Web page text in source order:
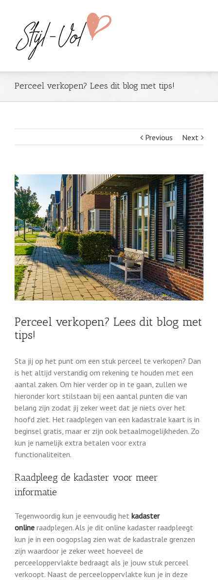
Perceel verkopen? Lees dit blog met tips!
Previous Next
View
Larger
Image
Perceel verkopen? Lees dit blog met
tips!
Sta jij op het punt om een stuk perceel te verkopen? Dan
is het altijd verstandig om rekening te houden met een
aantal zaken. Om hier verder op in te gaan, zullen we
hieronder kort stilstaan bij een aantal punten die van
belang zijn zodat jij zeker weet dat je niets over het
hoofd ziet. Het raadplegen van een kadastrale kaart is in
beginsel gratis, maar er zijn ook betaalmogelijkheden. Zo
kun je namelijk extra betalen voor extra
functionaliteiten.
Raadpleeg de kadaster voor meer
informatie
Tegenwoordig kun je eenvoudig het kadaster
online raadplegen. Als je dit online kadaster raadpleegt
kun je in een oogopslag zien wat de kadastrale grenzen
zijn waardoor je zeker weet hoeveel de
perceeloppervlakte bedraagt als je jouw stuk perceel
verkoopt. Naast de perceeloppervlakte kun je in deze